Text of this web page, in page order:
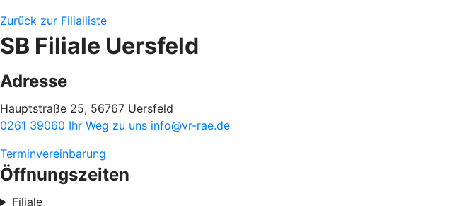
Zurück zur Filialliste
SB Filiale Uersfeld
Adresse
Hauptstraße 25, 56767 Uersfeld
0261 39060 Ihr Weg zu uns info@vr-rae.de
Terminvereinbarung
Öffnungszeiten
Filiale